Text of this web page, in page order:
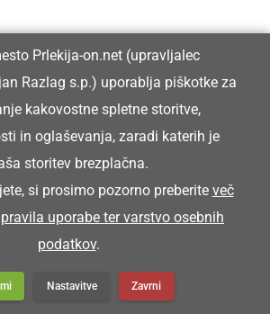
Prlekija-on.net (upravljalec
Razlag s.p.) uporablja piškotke za
kakovostne spletne storitve,
in oglaševanja, zaradi katerih je
storitev brezplačna.
si prosimo pozorno preberite več
pravila uporabe ter varstvo osebnih
podatkov.
Nastavitve Zavrni